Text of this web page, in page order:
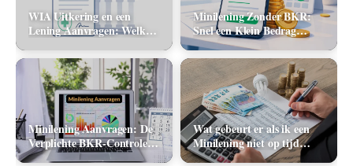
WIA Uitkering en een
Lening Aanvragen: Welke
mee?
Minilening Zonder BKR:
Snel een Klein Bedrag
Lenen Zonder Toetsing
Minilening Aanvragen: De
Verplichte BKR-Controle
en de Realistische
Wat gebeurt er als ik een
Minilening niet op tijd
terugbetaal? (Boetes en